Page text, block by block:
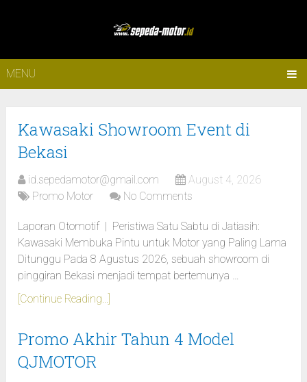
MENU
Kawasaki Showroom Event di
Bekasi
id.sepedamotor@gmail.com
August 4, 2026
Promo Motor
No Comments
Laporan Otomotif | Peristiwa Satu Sabtu di Jatiasih:
Kawasaki Membuka Pintu untuk Motor yang Paling Lama
Ditunggu Pada 8 Agustus 2026, sebuah showroom di
pinggiran Bekasi menjadi tempat bertemunya …
[Continue Reading...]
Promo Akhir Tahun 4 Model
QJMOTOR